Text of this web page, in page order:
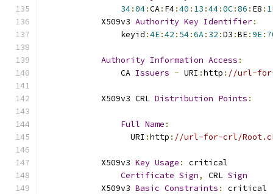
34:04:CA: F4:40 : 13 :44:0C:86 : E8 :
            X509v3
Authority Key Identifier:
                keyid
:4E:42 : 54:6A: 32 :D3 :BE:9E:
Authority Information Access :
                CA
Issuers - URI :http : //url-
            X509v3 CRL
Distribution Points :
Full Name :
                  URI
:http : //url-for-crl/
            X509v3
Key Usage :
critical
Certificate Sign, CRL Sign
            X509v3
Basic Constraints :
critical